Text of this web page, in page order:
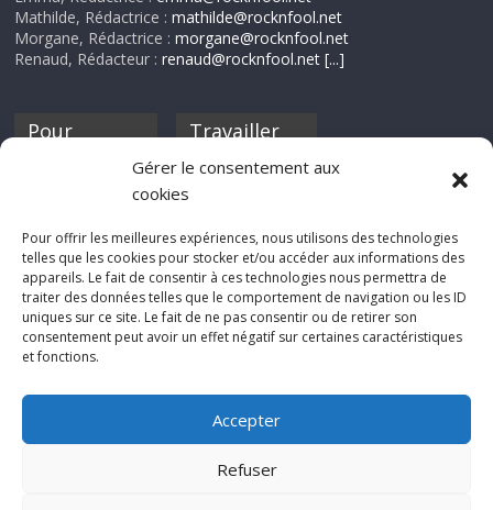
Gérer le consentement aux
cookies
Pour offrir les meilleures expériences, nous utilisons des technologies
telles que les cookies pour stocker et/ou accéder aux informations des
appareils. Le fait de consentir à ces technologies nous permettra de
traiter des données telles que le comportement de navigation ou les ID
uniques sur ce site. Le fait de ne pas consentir ou de retirer son
consentement peut avoir un effet négatif sur certaines caractéristiques
et fonctions.
Accepter
Refuser
Mathilde, Rédactrice :mathilde@rocknfool.net
Morgane, Rédactrice :morgane@rocknfool.net
Renaud, Rédacteur :renaud@rocknfool.net [...]
Pour
discothèque
Travailler
Si tu souhaites
Rocknfool, n'hésite
pas à nous envoyer
tes chroniques de
concerts, de films,
séries ou des billets
d'humeur :
net